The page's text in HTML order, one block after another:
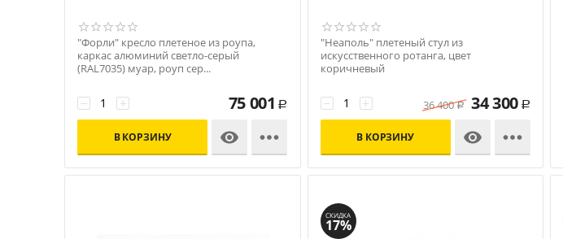
"Форли" кресло плетеное из роупа,
каркас алюминий светло-серый
(RAL7035) муар, роуп сер...
+
− 75 001 Р
В КОРЗИНУ 

"Неаполь" плетеный стул из
искусственного ротанга, цвет
коричневый
+
− 36 400 Р 34 300 Р
В КОРЗИНУ 

СКИДКА
17%